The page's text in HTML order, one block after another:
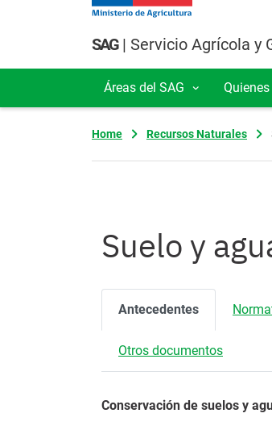
Pasar al contenido principal
SAG| Servicio Agrícola y
Navegación
Áreas del SAG
Home Recursos Naturales
Suelo y
Antecedentes
Otros documentos
Conservación de suelos y